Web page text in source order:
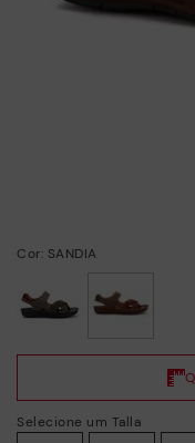
Cor: SANDIA
Selecione um Talla